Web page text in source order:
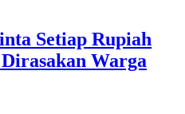
Setiap Rupiah
Warga